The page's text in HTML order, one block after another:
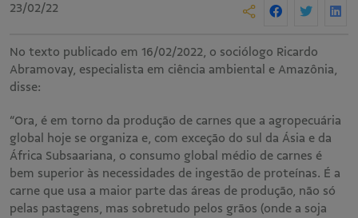
23/02/22
No texto publicado em 16/02/2022, o sociólogo Ricardo
Abramovay, especialista em ciência ambiental e Amazônia,
disse:
“Ora, é em torno da produção de carnes que a agropecuária
global hoje se organiza e, com exceção do sul da Ásia e da
África Subsaariana, o consumo global médio de carnes é
bem superior às necessidades de ingestão de proteínas. É a
carne que usa a maior parte das áreas de produção, não só
pelas pastagens, mas sobretudo pelos grãos (onde a soja